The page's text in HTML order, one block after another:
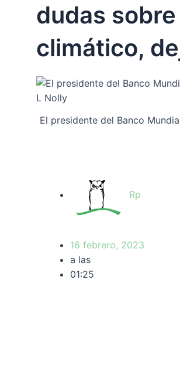
dudas
climático,
El presidente del Banco
Rp
16 febrero, 2023
a las
01:25